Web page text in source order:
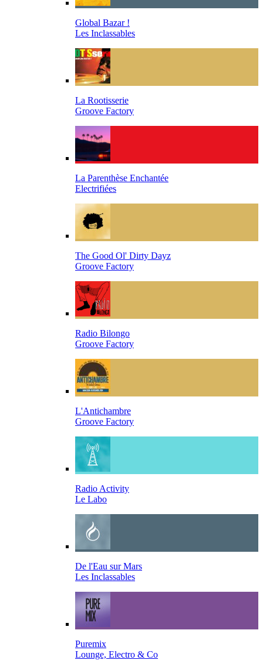
Global Bazar !
Les Inclassables
La Rootisserie
Groove Factory
La Parenthèse Enchantée
Electrifiées
The Good Ol' Dirty Dayz
Groove Factory
Radio Bilongo
Groove Factory
L'Antichambre
Groove Factory
Radio Activity
Le Labo
De l'Eau sur Mars
Les Inclassables
Puremix
Lounge, Electro & Co